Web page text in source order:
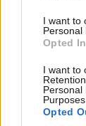
I want to
Personal
Opted In
I want to
Personal
Opted
ΕΛΛΑΔΑ31 λ. πριν